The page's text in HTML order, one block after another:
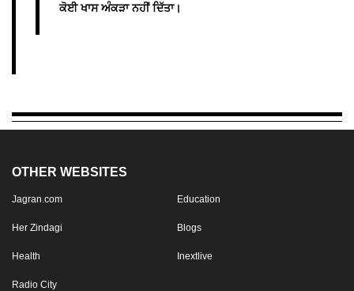
ਕੋਈ ਖਾਸ ਅੰਕੜਾ ਨਹੀਂ ਦਿੱਤਾ।
OTHER WEBSITES
Jagran.com Education
Her Zindagi Blogs
Health Inextlive
Radio City